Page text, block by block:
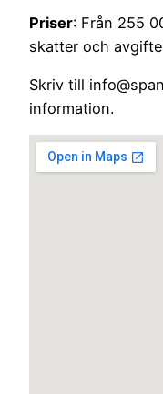
Priser: Från 255
skatter och
Skriv till
information.